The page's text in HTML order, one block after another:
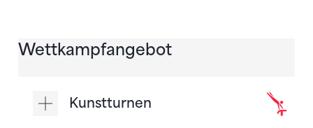
Wettkampfangebot
Kunstturnen